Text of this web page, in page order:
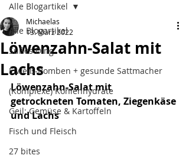
Alle Blogartikel
Süßes Ding
Eiweiß-Bomben + gesunde Sattmacher
(Komplexe) Kohlenhydrate
Geil: Gemüse & Kartoffeln
Fisch und Fleisch
27 bites
Alle Blogartikel
Löwenzahn-Salat mit
Lachs
Michaelas
13. März 2022
Löwenzahn-Salat mit
getrockneten Tomaten, Ziegenkäse
und Lachs